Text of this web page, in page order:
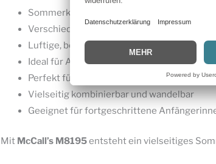
Sommerkleid mit femininem V-Ausschnitt
Verschiedene Ärmelvarianten für
Luftige, bequeme Passform
Ideal für Alltag, Urlaub und Sommerfeste
Perfekt für leichte Stoffe wie Viskose,
Vielseitig kombinierbar und wandelbar
Geeignet für fortgeschrittene
Mit McCall’sM8195entsteht ein vielseitiges